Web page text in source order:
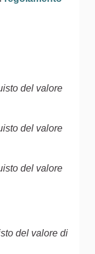
del valore
del valore
del valore
del valore di